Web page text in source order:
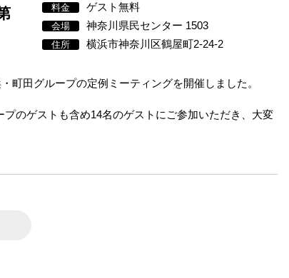
ゲスト無料
神奈川県民センター 1503
横浜市神奈川区鶴屋町2-24-2
町田グループの定例ミーティングを開催しました。
のゲストも含め14名のゲストにご参加いただき、大変